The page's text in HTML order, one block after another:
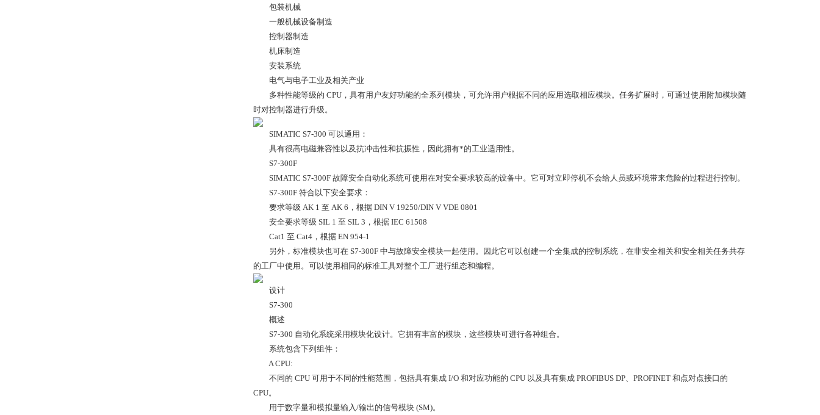
包装机械
一般机械设备制造
控制器制造
机床制造
安装系统
电气与电子工业及相关产业
多种性能等级的 CPU，具有用户友好功能的全系列模块，可允许用户根据不同的应用选取相应模块。任务扩展时，可通过使用附加模块随
时对控制器进行升级。
SIMATIC S7-300 可以通用：
具有很高电磁兼容性以及抗冲击性和抗振性，因此拥有*的工业适用性。
S7-300F
SIMATIC S7-300F 故障安全自动化系统可使用在对安全要求较高的设备中。它可对立即停机不会给人员或环境带来危险的过程进行控制。
S7-300F 符合以下安全要求：
要求等级 AK 1 至 AK 6，根据 DIN V 19250/DIN V VDE 0801
安全要求等级 SIL 1 至 SIL 3，根据 IEC 61508
Cat1 至 Cat4，根据 EN 954-1
另外，标准模块也可在 S7-300F 中与故障安全模块一起使用。因此它可以创建一个全集成的控制系统，在非安全相关和安全相关任务共存
的工厂中使用。可以使用相同的标准工具对整个工厂进行组态和编程。
设计
S7-300
概述
S7-300 自动化系统采用模块化设计。它拥有丰富的模块，这些模块可进行各种组合。
系统包含下列组件：
A CPU:
不同的 CPU 可用于不同的性能范围，包括具有集成 I/O 和对应功能的 CPU 以及具有集成 PROFIBUS DP、PROFINET 和点对点接口的
CPU。
用于数字量和模拟量输入/输出的信号模块 (SM)。